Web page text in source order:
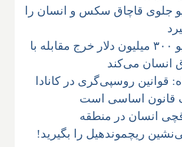
جلوی قاچاق سکس و انسان را
انتاریو ۳۰۰ میلیون دلار خرج مقابله با
انسان می‌کند
قوانین روسپی‌گری در کانادا
قانون اساسی است
انسان در منطقه
ریچموندهیل را بگیرید!